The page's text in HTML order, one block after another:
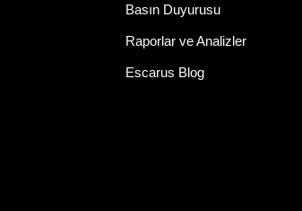
Basın Duyurusu
Raporlar ve Analizler
Escarus Blog